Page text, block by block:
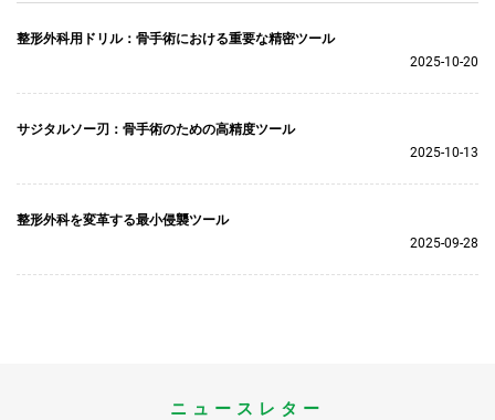
整形外科用ドリル：骨手術における重要な精密ツール
2025-10-20
サジタルソー刃：骨手術のための高精度ツール
2025-10-13
整形外科を変革する最小侵襲ツール
2025-09-28
ニュースレター